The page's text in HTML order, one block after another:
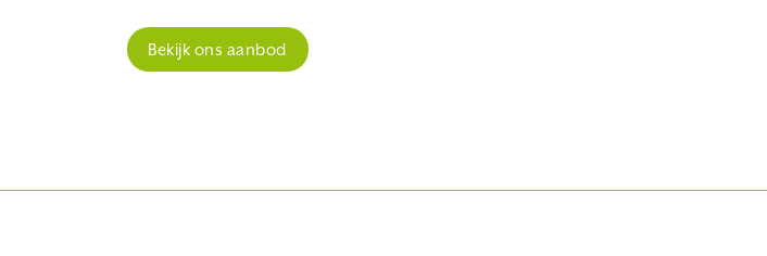
Bekijk ons aanbod